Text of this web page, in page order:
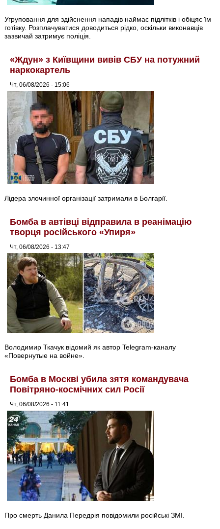
Угруповання для здійснення нападів наймає підлітків і обіцяє їм
готівку. Розплачуватися доводиться рідко, оскільки виконавців
зазвичай затримує поліція.
«Ждун» з Київщини вивів СБУ на потужний
наркокартель
Чт, 06/08/2026 - 15:06
Лідера злочинної організації затримали в Болгарії.
Бомба в автівці відправила в реанімацію
творця російського «Упиря»
Чт, 06/08/2026 - 13:47
Володимир Ткачук відомий як автор Telegram-каналу
«Повернутые на войне».
Бомба в Москві убила зятя командувача
Повітряно-космічних сил Росії
Чт, 06/08/2026 - 11:41
Про смерть Данила Передрія повідомили російські ЗМІ.